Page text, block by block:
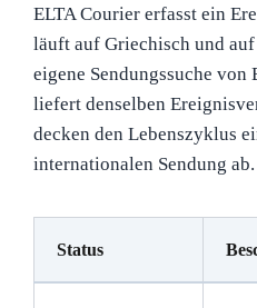
ELTA Courier erfasst ein
läuft auf Griechisch und
eigene Sendungssuche von
liefert denselben
decken den Lebenszyklus
internationalen Sendung ab.
Status